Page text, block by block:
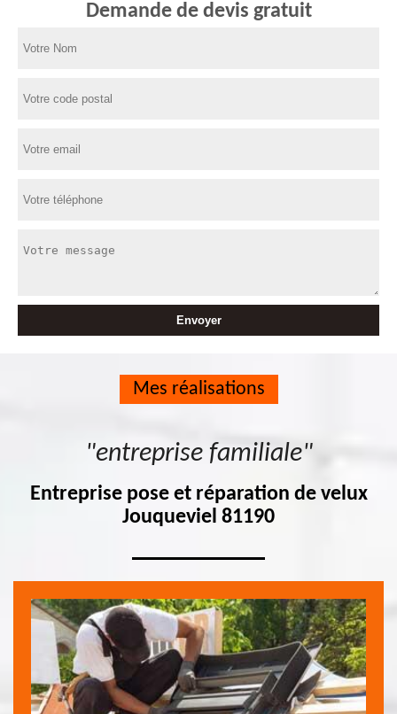
Demande de devis gratuit
Mes réalisations
"entreprise familiale"
Entreprise pose et réparation de velux
Jouqueviel 81190